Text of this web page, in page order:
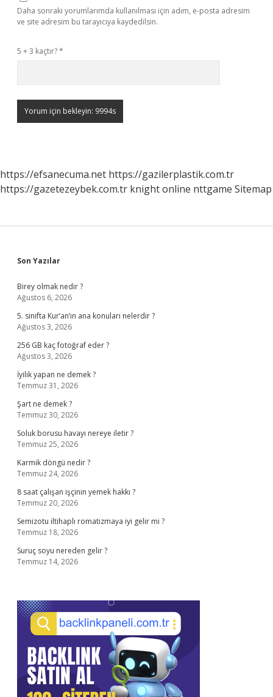
Daha sonraki yorumlarımda kullanılması için adım, e-posta adresim
ve site adresim bu tarayıcıya kaydedilsin.
5 + 3 kaçtır?*
https://efsanecuma.net https://gazilerplastik.com.tr
https://gazetezeybek.com.tr knight online nttgame Sitemap
Sidebar
Son Yazılar
Birey olmak nedir ?
Ağustos 6, 2026
5. sınıfta Kur’an’ın ana konuları nelerdir ?
Ağustos 3, 2026
256 GB kaç fotoğraf eder ?
Ağustos 3, 2026
İyilik yapan ne demek ?
Temmuz 31, 2026
Şart ne demek ?
Temmuz 30, 2026
Soluk borusu havayı nereye iletir ?
Temmuz 25, 2026
Karmik döngü nedir ?
Temmuz 24, 2026
8 saat çalışan işçinin yemek hakkı ?
Temmuz 20, 2026
Semizotu iltihaplı romatizmaya iyi gelir mi ?
Temmuz 18, 2026
Suruç soyu nereden gelir ?
Temmuz 14, 2026